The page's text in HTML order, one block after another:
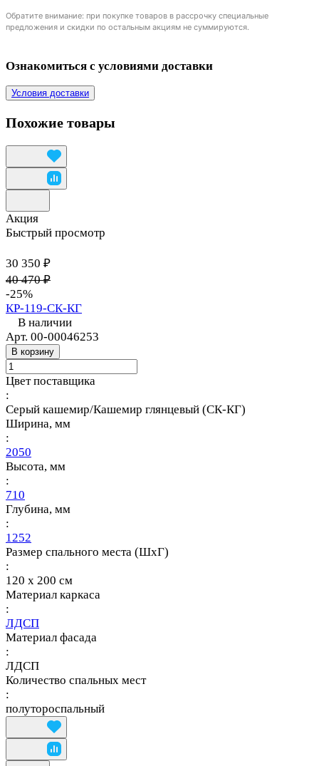
Обратите внимание: при покупке товаров в рассрочку специальные
предложения и скидки по остальным акциям не суммируются.
Ознакомиться с условиями доставки
Условия доставки
Похожие товары
Акция
Быстрый просмотр
30 350 ₽
40 470 ₽
-25%
КР-119-СК-КГ
В наличии
Арт. 00-00046253
В корзину
Цвет поставщика
:
Серый кашемир/Кашемир глянцевый (СК-КГ)
Ширина, мм
:
2050
Высота, мм
:
710
Глубина, мм
:
1252
Размер спального места (ШхГ)
:
120 х 200 см
Материал каркаса
:
ЛДСП
Материал фасада
:
ЛДСП
Количество спальных мест
:
полутороспальный